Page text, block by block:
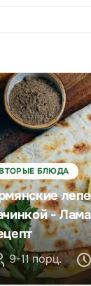
БЛЮДА
-
9-11 порц.